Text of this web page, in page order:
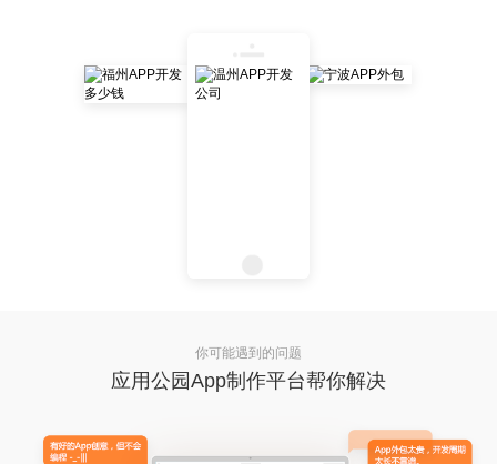
你可能遇到的问题
应用公园App制作平台帮你解决